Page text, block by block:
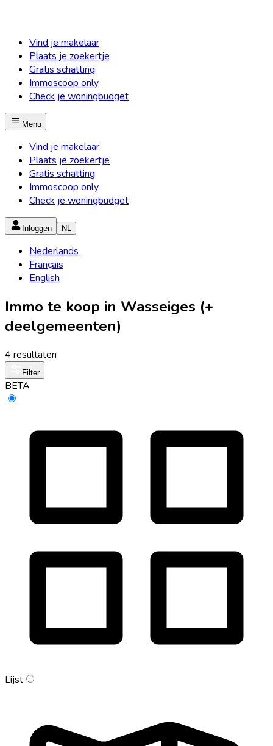
Vind je makelaar
Plaats je zoekertje
Gratis schatting
Immoscoop only
Check je woningbudget
Menu
Vind je makelaar
Plaats je zoekertje
Gratis schatting
Immoscoop only
Check je woningbudget
Inloggen NL
Nederlands
Français
English
Immo te koop in Wasseiges (+
deelgemeenten)
4 resultaten
Filter
BETA
Lijst